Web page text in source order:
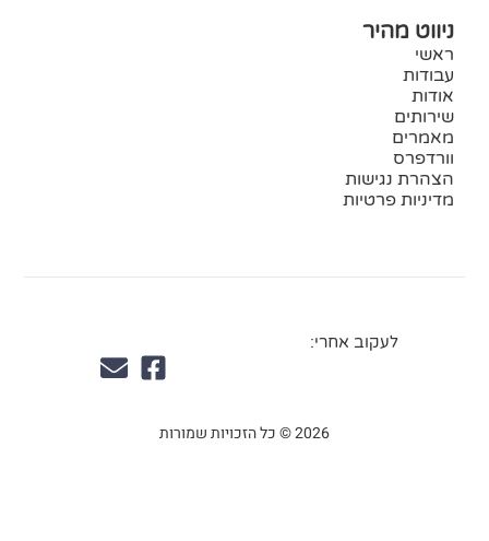
ניווט מהיר
ראשי
עבודות
אודות
שירותים
מאמרים
וורדפרס
הצהרת נגישות
מדיניות פרטיות
לעקוב אחרי:
2026 © כל הזכויות שמורות